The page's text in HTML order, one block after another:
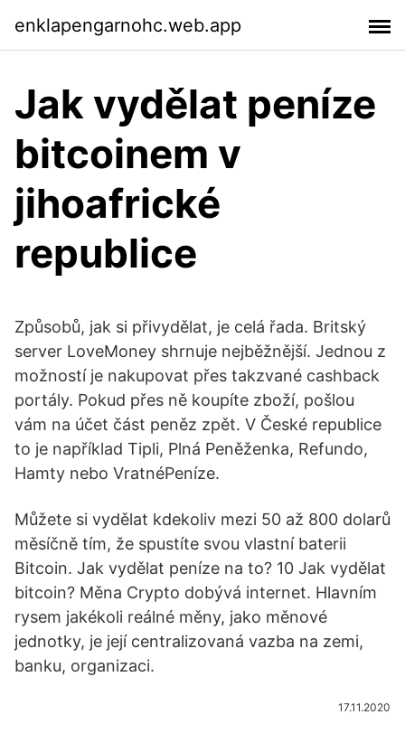
enklapengarnohc.web.app
Jak vydělat peníze
bitcoinem v
jihoafrické
republice
Způsobů, jak si přivydělat, je celá řada. Britský
server LoveMoney shrnuje nejběžnější. Jednou z
možností je nakupovat přes takzvané cashback
portály. Pokud přes ně koupíte zboží, pošlou
vám na účet část peněz zpět. V České republice
to je například Tipli, Plná Peněženka, Refundo,
Hamty nebo VratnéPeníze.
Můžete si vydělat kdekoliv mezi 50 až 800 dolarů
měsíčně tím, že spustíte svou vlastní baterii
Bitcoin. Jak vydělat peníze na to? 10 Jak vydělat
bitcoin? Měna Crypto dobývá internet. Hlavním
rysem jakékoli reálné měny, jako měnové
jednotky, je její centralizovaná vazba na zemi,
banku, organizaci.
17.11.2020